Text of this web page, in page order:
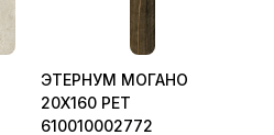
ЭТЕРНУМ МОГАНО
20X160 РЕТ
610010002772